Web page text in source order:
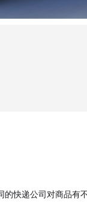
快递公司对商品有